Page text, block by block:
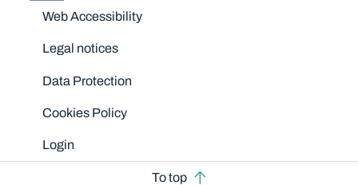
Disclaimers
Web Accessibility
Legal notices
Data Protection
Cookies Policy
Login
To top